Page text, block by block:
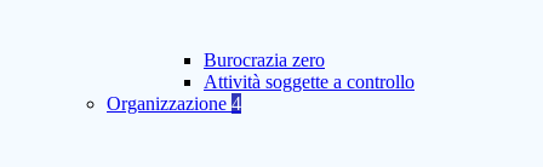
Burocrazia zero
Attività soggette a controllo
Organizzazione 4